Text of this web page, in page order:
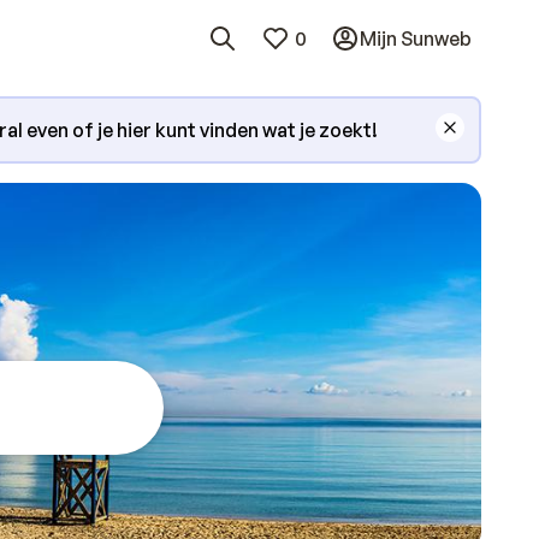
0 Mijn Sunweb
even of je hier kunt vinden wat je zoekt!